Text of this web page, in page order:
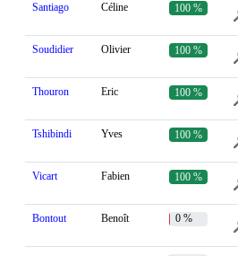
Santiago Céline 100 %
Soudidier Olivier 100 %
Thouron Eric 100 %
Tshibindi Yves 100 %
Vicart Fabien 100 %
Bontout Benoît 0 %